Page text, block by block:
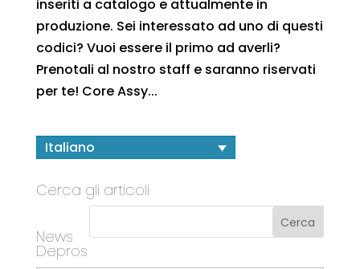
inseriti a catalogo e attualmente in
produzione. Sei interessato ad uno di questi
codici? Vuoi essere il primo ad averli?
Prenotali al nostro staff e saranno riservati
per te! Core Assy...
Italiano
Cerca gli articoli
News
Depros